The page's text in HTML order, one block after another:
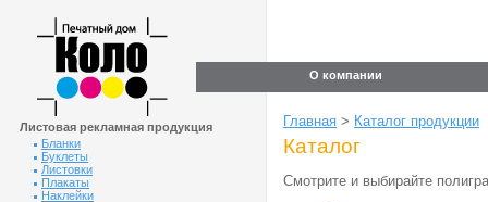
О компании
Листовая рекламная продукция
Бланки
Буклеты
Листовки
Плакаты
Наклейки
Главная > Каталог продукции
Каталог
Смотрите и выбирайте